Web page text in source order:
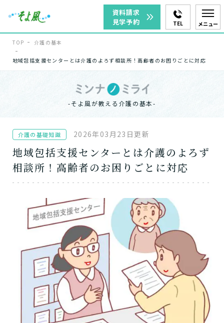
資料請求
見学予約
TEL メニュー
TOP 介護の基本
地域包括支援センターとは介護のよろず相談所！高齢者のお困りごとに対応
-そよ風が教える介護の基本-
介護の基礎知識 2026年03月23日更新
地域包括支援センターとは介護のよろず
相談所！高齢者のお困りごとに対応